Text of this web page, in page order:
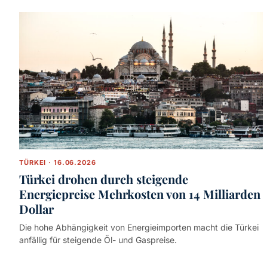
TÜRKEI · 16.06.2026
Türkei drohen durch steigende
Energiepreise Mehrkosten von 14 Milliarden
Dollar
Die hohe Abhängigkeit von Energieimporten macht die Türkei
anfällig für steigende Öl- und Gaspreise.